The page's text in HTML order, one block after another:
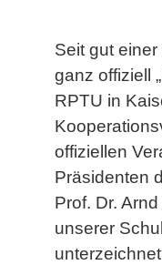
Seit gut
ganz offiziell
RPTU in
offiziellen
Präsidenten
Prof. Dr.
unserer